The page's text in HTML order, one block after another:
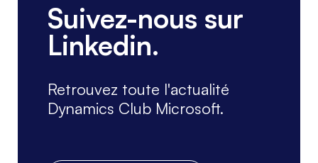
Suivez-nous sur
Linkedin.
Retrouvez toute l'actualité
Dynamics Club Microsoft.